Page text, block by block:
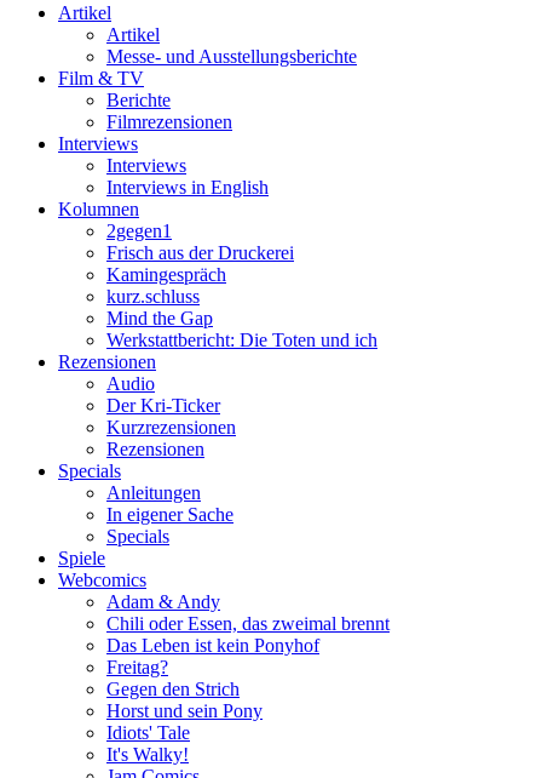
Artikel
Artikel
Messe- und Ausstellungsberichte
Film & TV
Berichte
Filmrezensionen
Interviews
Interviews
Interviews in English
Kolumnen
2gegen1
Frisch aus der Druckerei
Kamingespräch
kurz.schluss
Mind the Gap
Werkstattbericht: Die Toten und ich
Rezensionen
Audio
Der Kri-Ticker
Kurzrezensionen
Rezensionen
Specials
Anleitungen
In eigener Sache
Specials
Spiele
Webcomics
Adam & Andy
Chili oder Essen, das zweimal brennt
Das Leben ist kein Ponyhof
Freitag?
Gegen den Strich
Horst und sein Pony
Idiots' Tale
It's Walky!